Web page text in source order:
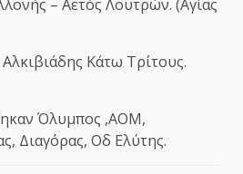
– Αετός Λουτρών. (Αγίας
Κάτω Τρίτους.
Όλυμπος ,ΑΟΜ,
Διαγόρας, Οδ Ελύτης.